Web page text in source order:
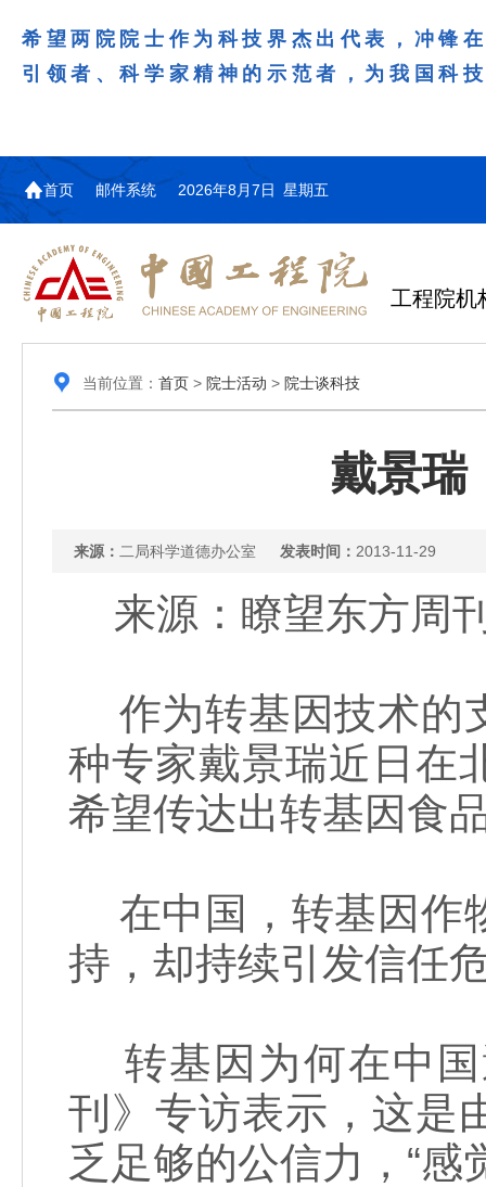
希望两院院士作为科技界杰出代表，冲锋
引领者、科学家精神的示范者，为我国科
首页 邮件系统 2026年8月7日 星期五
工程院机
当前位置： 首页> 院士活动 > 院士谈科技
戴景瑞
来源： 二局科学道德办公室 发表时间： 2013-11-29
来源：瞭望东方周
作为转基因技术的
种专家戴景瑞近日在
希望传达出转基因食
在中国，转基因作
持，却持续引发信任
转基因为何在中国
刊》专访表示，这是
乏足够的公信力，“感